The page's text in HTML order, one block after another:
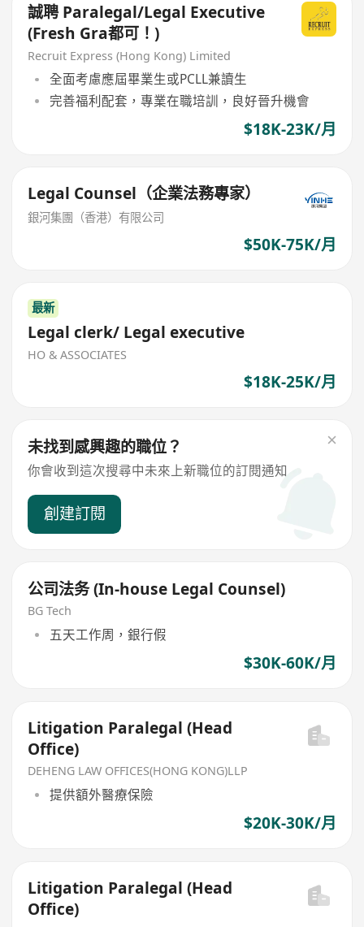
誠聘 Paralegal/Legal Executive
(Fresh Gra都可！)
Recruit Express (Hong Kong) Limited
全面考慮應屆畢業生或PCLL兼讀生
完善福利配套，專業在職培訓，良好晉升機會
$18K-23K/月
Legal Counsel（企業法務專家）
銀河集團（香港）有限公司
$50K-75K/月
最新
Legal clerk/ Legal executive
HO & ASSOCIATES
$18K-25K/月
未找到感興趣的職位？
你會收到這次搜尋中未來上新職位的訂閱通知
創建訂閱
公司法务 (In-house Legal Counsel)
BG Tech
五天工作周，銀行假
$30K-60K/月
Litigation Paralegal (Head
Office)
DEHENG LAW OFFICES(HONG KONG)LLP
提供額外醫療保險
$20K-30K/月
Litigation Paralegal (Head
Office)